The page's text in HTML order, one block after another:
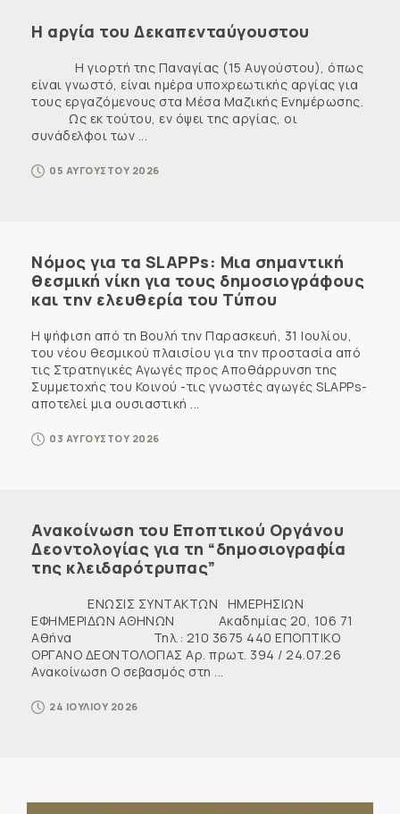
Η αργία του Δεκαπενταύγουστου
Η γιορτή της Παναγίας (15 Αυγούστου), όπως
είναι γνωστό, είναι ημέρα υποχρεωτικής αργίας για
τους εργαζόμενους στα Μέσα Μαζικής Ενημέρωσης.
Ως εκ τούτου, εν όψει της αργίας, οι
συνάδελφοι των ...
05 ΑΥΓΟΥΣΤΟΥ 2026
Νόμος για τα SLAPPs: Μια σημαντική
θεσμική νίκη για τους δημοσιογράφους
και την ελευθερία του Τύπου
Η ψήφιση από τη Βουλή την Παρασκευή, 31 Ιουλίου,
του νέου θεσμικού πλαισίου για την προστασία από
τις Στρατηγικές Αγωγές προς Αποθάρρυνση της
Συμμετοχής του Κοινού -τις γνωστές αγωγές SLAPPs-
αποτελεί μια ουσιαστική ...
03 ΑΥΓΟΥΣΤΟΥ 2026
Ανακοίνωση του Εποπτικού Οργάνου
Δεοντολογίας για τη “δημοσιογραφία
της κλειδαρότρυπας”
ΕΝΩΣΙΣ ΣΥΝΤΑΚΤΩΝ ΗΜΕΡΗΣΙΩΝ
ΕΦΗΜΕΡΙΔΩΝ ΑΘΗΝΩΝ Ακαδημίας 20, 106 71
Αθήνα Τηλ.: 210 3675 440 ΕΠΟΠΤΙΚΟ
ΟΡΓΑΝΟ ΔΕΟΝΤΟΛΟΓΙΑΣ Αρ. πρωτ. 394 / 24.07.26
Ανακοίνωση Ο σεβασμός στη ...
24 ΙΟΥΛΙΟΥ 2026